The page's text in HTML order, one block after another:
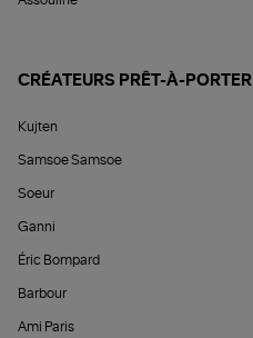
CRÉATEURS PRÊT-À-PORTER
Kujten
Samsoe Samsoe
Soeur
Ganni
Éric Bompard
Barbour
Ami Paris